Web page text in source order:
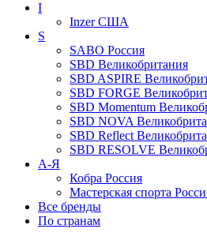
I
InzerСША
S
SABO Россия
SBD Великобритания
SBD ASPIRE
SBD FORGE
SBD Momentum
SBD NOVA
SBD Reflect
SBD RESOLVE
А-Я
Кобра Россия
Мастерская спорта
Все бренды
По странам